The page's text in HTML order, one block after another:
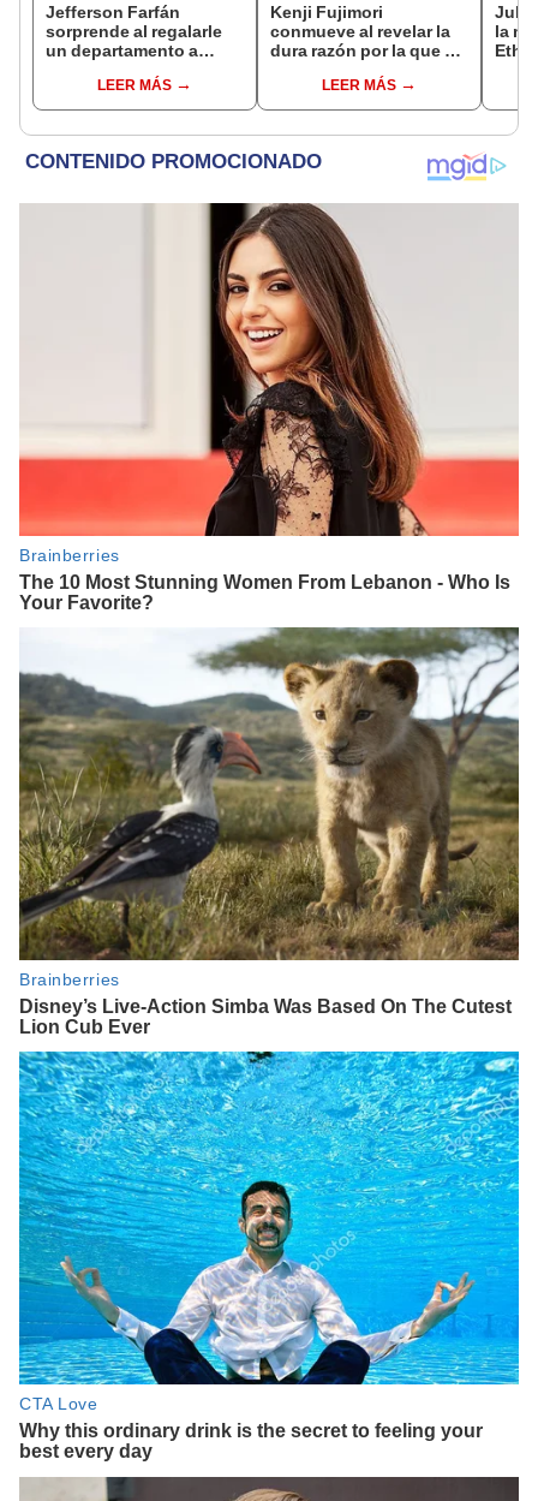
Jefferson Farfán
sorprende al regalarle
un departamento a
fútbol: "Lo hago de
corazón"
LEER MÁS
Kenji Fujimori
conmueve al revelar la
dura razón por la que no
esposa Erika Muñóz: "El
proceso judicial"
LEER MÁS
la